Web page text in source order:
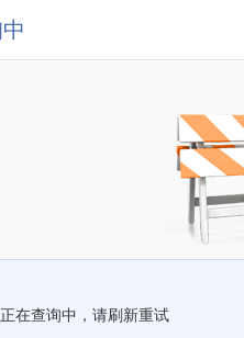
正在查询中，请刷新重试